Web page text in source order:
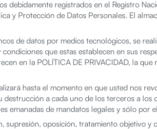
debidamente registrados en el Registro
y Protección de Datos Personales. El
de datos por medios tecnológicos, se
que estas establecen en sus
en la POLÍTICA DE PRIVACIDAD, la
hasta el momento en que usted nos
a cada uno de los terceros a los
emanadas de mandatos legales y sólo por
supresión, oposición, tratamiento objetivo y